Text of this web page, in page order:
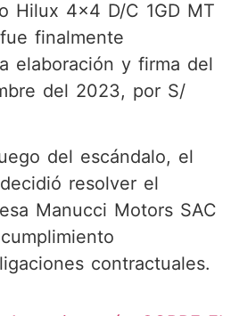
Hilux 4×4 D/C 1GD MT
finalmente
elaboración y firma del
del 2023, por S/
del escándalo, el
resolver el
Manucci Motors SAC
contractuales.